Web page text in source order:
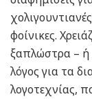
φοίνικες.
ξαπλώστρα – ή
λόγος για τα
λογοτεχνίας,